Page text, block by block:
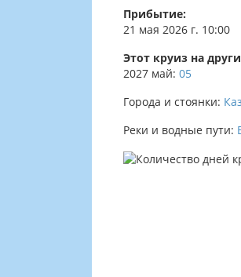
Прибытие:
21 мая 2026 г. 10:00
Этот круиз на
2027 май: 05
Города и стоянки:
Реки и водные пути: